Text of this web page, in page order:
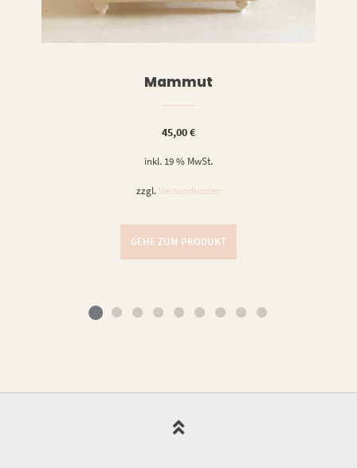
Mammut
45,00€
inkl. 19 % MwSt.
zzgl. Versandkosten
GEHE ZUM PRODUKT